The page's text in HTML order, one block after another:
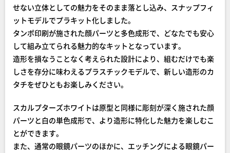
せない立体としての魅力をそのまま落とし込み、スナップフィ
ットモデルでプラキット化しました。
タンポ印刷が施された顔パーツと多色成形で、どなたでも安心
して組み立てられる魅力的なキットとなっています。
造形を損なうことなく考えられた設計により、組むだけでも楽
しさを存分に味わえるプラスチックモデルで、新しい造形のカ
タチをぜひともお楽しみください。
スカルプターズホワイトは原型と同様に彫刻が深く施された顔
パーツと白の単色成形で、より造形に特化した魅力を楽しむこ
とができます。
また、通常の眼鏡パーツのほかに、エッチングによる眼鏡パー